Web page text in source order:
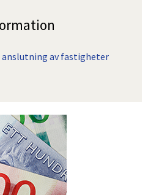
av fastigheter